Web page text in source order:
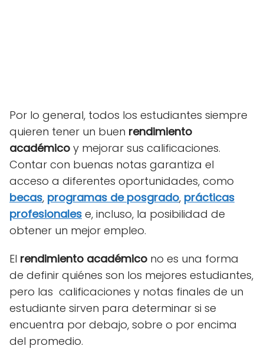
Por lo general, todos los estudiantes siempre
quieren tener un buen rendimiento
académico y mejorar sus calificaciones.
Contar con buenas notas garantiza el
acceso a diferentes oportunidades, como
becas, programas de posgrado, prácticas
profesionales e, incluso, la posibilidad de
obtener un mejor empleo.
El rendimiento académico no es una forma
de definir quiénes son los mejores estudiantes,
pero las calificaciones y notas finales de un
estudiante sirven para determinar si se
encuentra por debajo, sobre o por encima
del promedio.